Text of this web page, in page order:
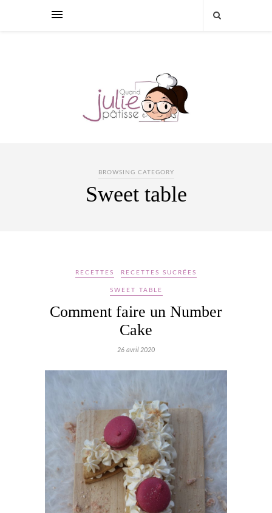
BROWSING CATEGORY
Sweet table
RECETTES RECETTES SUCRÉES
SWEET TABLE
Comment faire un Number
Cake
26 avril 2020